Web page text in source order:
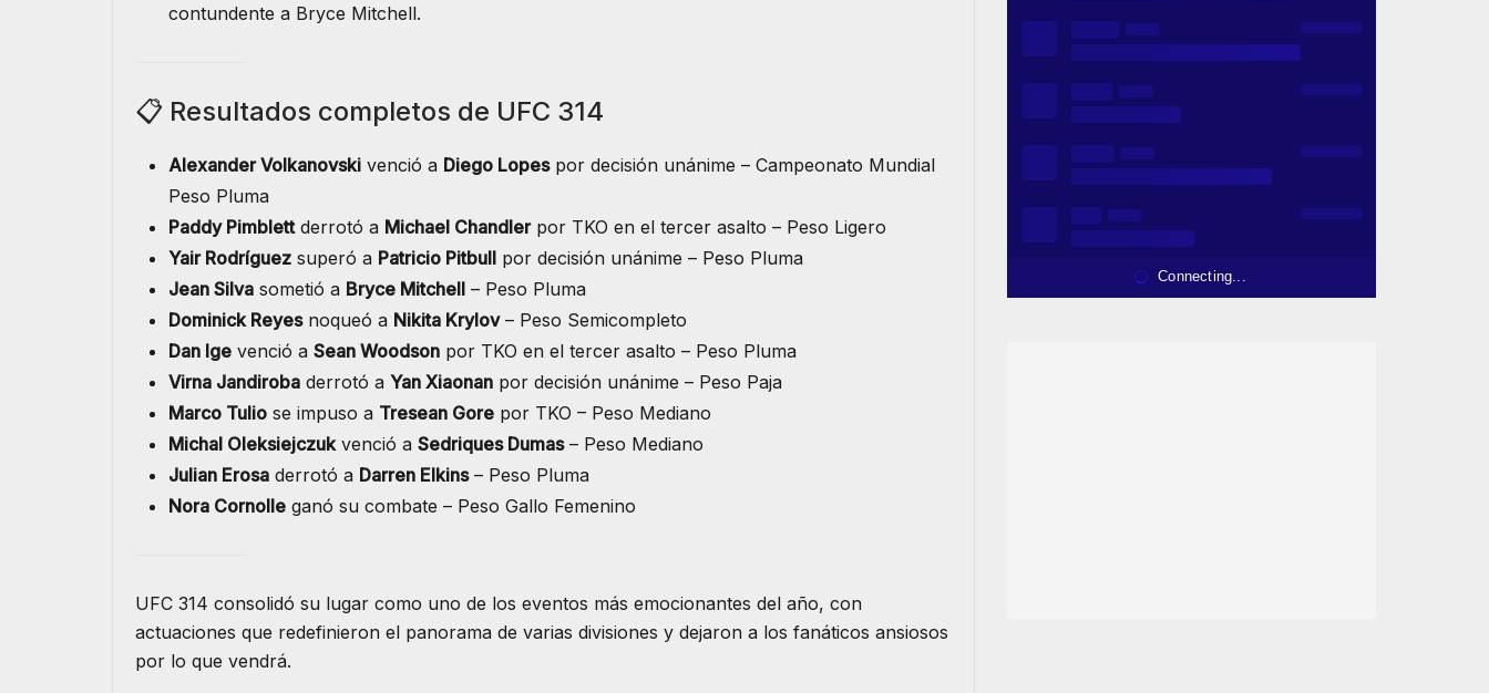
contundente a Bryce Mitchell.
📋 Resultados completos de UFC 314
Alexander Volkanovski venció a Diego Lopespor decisión unánime – Campeonato Mundial
Peso Pluma
Paddy Pimblettderrotó a Michael Chandlerpor TKO en el tercer asalto – Peso Ligero
Yair Rodríguez superó a Patricio Pitbull por decisión unánime – Peso Pluma
Jean Silva sometió a Bryce Mitchell – Peso Pluma
Dominick Reyesnoqueó a Nikita Krylov– Peso Semicompleto
Dan Ige venció a Sean Woodson por TKO en el tercer asalto – Peso Pluma
Virna Jandiroba derrotó a Yan Xiaonan por decisión unánime – Peso Paja
Marco Tulio se impuso a Tresean Gore por TKO – Peso Mediano
Michal Oleksiejczukvenció a Sedriques Dumas– Peso Mediano
Julian Erosa derrotó a Darren Elkins– Peso Pluma
Nora Cornolle ganó su combate – Peso Gallo Femenino
UFC 314 consolidó su lugar como uno de los eventos más emocionantes del año, con
actuaciones que redefinieron el panorama de varias divisiones y dejaron a los fanáticos ansiosos
por lo que vendrá.